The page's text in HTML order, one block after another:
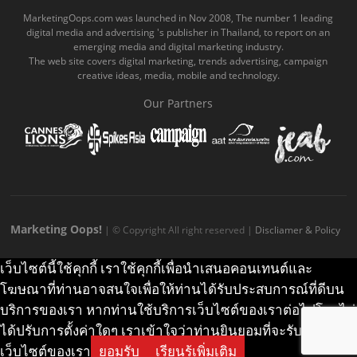
o
o
k
c
o
b
e
.
o
m
e
g
r
a
.
k
.
c
m
MarketingOops.com was launched in Nov 2008, The number 1 leading
digital media and advertising 's publisher in Thailand, to report on an
emerging media and digital marketing industry.
The web site covers digital marketing, trends advertising, campaign
creative ideas, media, mobile and technology.
Our Partners
Marketing Oops! | © Copyright All right reserved | Discliamer & Policy
เว็บไซต์นี้ใช้คุกกี้ เราใช้คุกกี้เพื่อนำเสนอคอนเทนต์และ
โฆษณาที่ท่านอาจสนใจเพื่อให้ท่านได้รับประสบการณ์ที่ดีบน
บริการของเรา หากท่านใช้บริการเว็บไซต์ของเราต่อไปโดยไม่
ได้ปรับการตั้งค่าใดๆ เราเข้าใจว่าท่านยินยอมที่จะรับคุกกี้บน
เว็บไซต์ของเรา ยอมรับ เรียนรู้เพิ่มเติม